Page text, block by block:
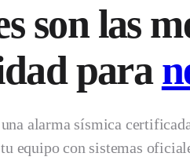
son las
para
alarma sísmica
equipo con sistemas